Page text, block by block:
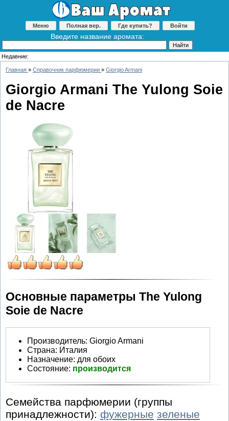
Меню Полная вер. Где купить? Войти
Введите название аромата:
Недавние:
Главная » Справочник парфюмерии » Giorgio Armani
Giorgio Armani The Yulong Soie
de Nacre
Основные параметры The Yulong
Soie de Nacre
Производитель: Giorgio Armani
Страна: Италия
Назначение: для обоих
Состояние: производится
Семейства парфюмерии (группы
принадлежности): фужерные зеленые